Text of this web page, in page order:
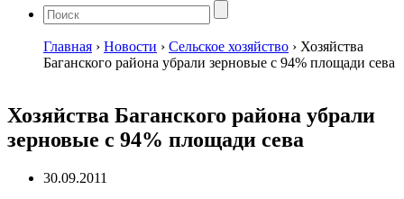
Главная › Новости › Сельское хозяйство › Хозяйства
Баганского района убрали зерновые с 94% площади сева
Хозяйства Баганского района убрали
зерновые с 94% площади сева
30.09.2011